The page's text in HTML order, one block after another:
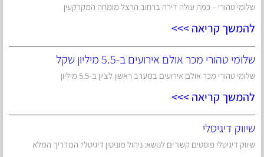
שלומי טהורי – כמה עולה דירה ברחוב הרצל מומחה המקרקעין
להמשך קריאה >>>
שלומי טהורי מכר אולם אירועים ב-5.5 מיליון שקל
שלומי טהורי מכר אולם אירועים במערב ראשון לציון ב-5.5 מיליון
להמשך קריאה >>>
שיווק דיגיטלי
שיווק דיגיטלי פוסטים קשורים לנושא: ניהול מוניטין דיגיטלי: המדריך המלא